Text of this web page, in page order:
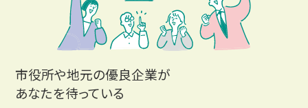
市役所や地元の優良企業が
あなたを待っている